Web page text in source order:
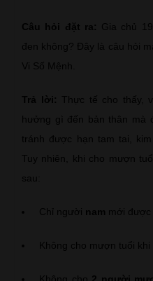
Câu hỏi đặt ra: Gia chủ
đen không? Đây là câu hỏi
Vi Số Mệnh.
Trả lời: Thực tế cho thấy,
hưởng gì đến bản thân mà
tránh được hạn tam tai,
Tuy nhiên, khi cho mượn
sau:
Chỉ người nam mới được
Không cho mượn tuổi khi